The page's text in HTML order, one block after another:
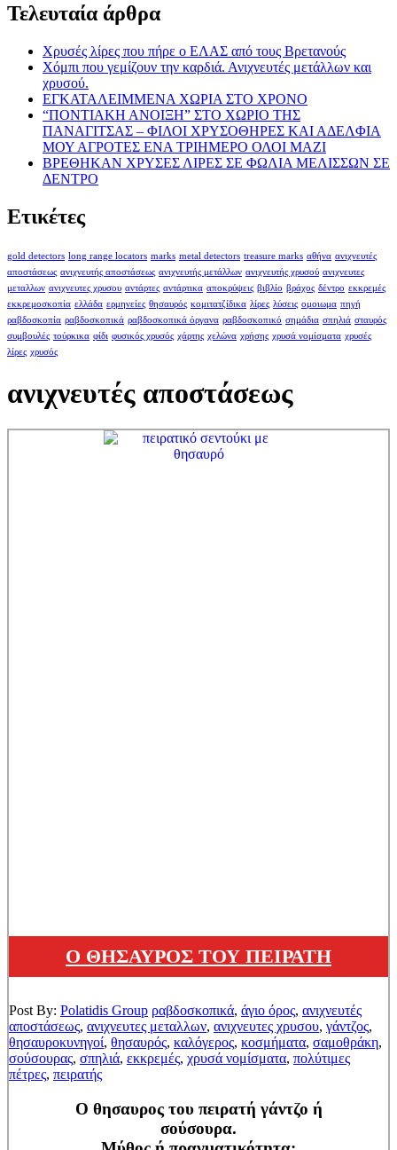
Τελευταία άρθρα
Χρυσές λίρες που πήρε ο ΕΛΑΣ από τους Βρετανούς
Χόμπι που γεμίζουν την καρδιά. Ανιχνευτές μετάλλων και
χρυσού.
ΕΓΚΑΤΑΛΕΙΜΜΕΝΑ ΧΩΡΙΑ ΣΤΟ ΧΡΟΝΟ
“ΠΟΝΤΙΑΚΗ ΑΝΟΙΞΗ” ΣΤΟ ΧΩΡΙΟ ΤΗΣ
ΠΑΝΑΓΙΤΣΑΣ – ΦΙΛΟΙ ΧΡΥΣΟΘΗΡΕΣ ΚΑΙ ΑΔΕΛΦΙΑ
ΜΟΥ ΑΓΡΟΤΕΣ ΕΝΑ ΤΡΙΗΜΕΡΟ ΟΛΟΙ ΜΑΖΙ
ΒΡΕΘΗΚΑΝ ΧΡΥΣΕΣ ΛΙΡΕΣ ΣΕ ΦΩΛΙΑ ΜΕΛΙΣΣΩΝ ΣΕ
ΔΕΝΤΡΟ
Ετικέτες
gold detectors long range locators marks metal detectors treasure marks αθήνα ανιχνευτές
αποστάσεως ανιχνευτής αποστάσεως ανιχνευτής μετάλλων ανιχνευτής χρυσού ανιχνευτες
μεταλλων ανιχνευτες χρυσου αντάρτες αντάρτικα αποκρύψεις βιβλίο βράχος δέντρο εκκρεμές
εκκρεμοσκοπία ελλάδα ερμηνείες θησαυρός κομιτατζίδικα λίρες λύσεις ομοιωμα πηγή
ραβδοσκοπία ραβδοσκοπικά ραβδοσκοπικά όργανα ραβδοσκοπικό σημάδια σπηλιά σταυρός
συμβουλές τούρκικα φίδι φυσικός χρυσός χάρτης χελώνα χρήσης χρυσά νομίσματα χρυσές
λίρες χρυσός
ανιχνευτές αποστάσεως
Ο ΘΗΣΑΥΡΟΣ ΤΟΥ ΠΕΙΡΑΤΗ
Post By: Polatidis Group ραβδοσκοπικά, άγιο όρος, ανιχνευτές
αποστάσεως, ανιχνευτες μεταλλων, ανιχνευτες χρυσου, γάντζος,
θησαυροκυνηγοί, θησαυρός, καλόγερος, κοσμήματα, σαμοθράκη,
σούσουρας, σπηλιά, εκκρεμές, χρυσά νομίσματα, πολύτιμες
πέτρες, πειρατής
Ο θησαυρος του πειρατή γάντζο ή
σούσουρα.